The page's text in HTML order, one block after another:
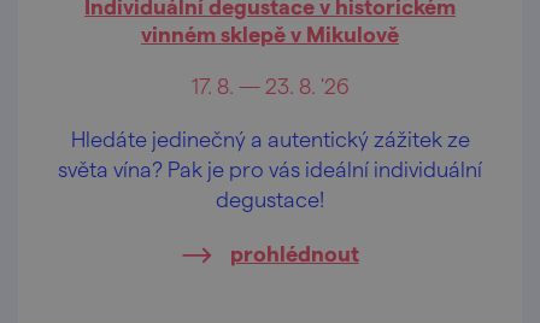
Individuální degustace v historickém
vinném sklepě v Mikulově
17. 8. — 23. 8. '26
Hledáte jedinečný a autentický zážitek ze
světa vína? Pak je pro vás ideální individuální
degustace!
prohlédnout